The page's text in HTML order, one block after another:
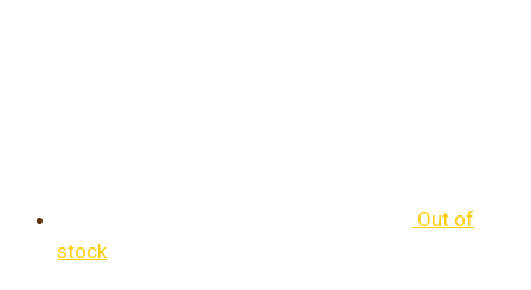
Out of
stock